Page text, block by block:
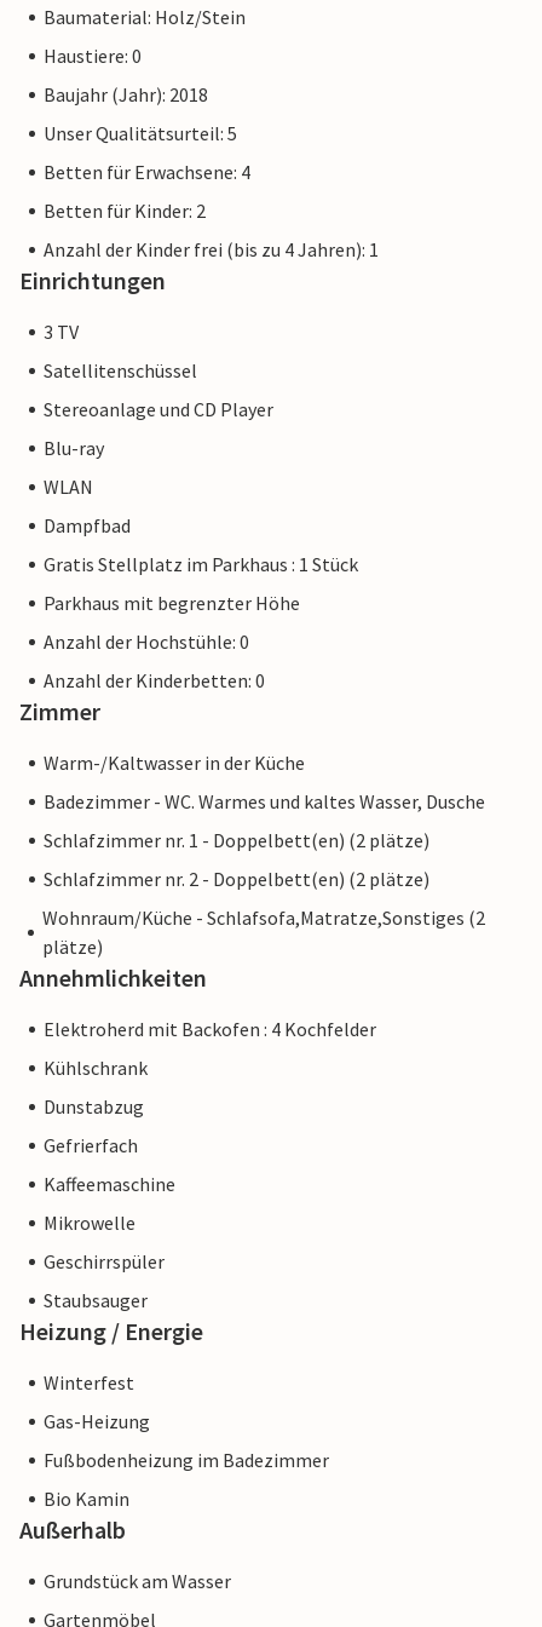
Ostsee-Ausstellung) und das Museumsschiff Passat für die
Der Priwall ist eine ca. drei Kilometer lange Halbinsel
zwischen Ostsee und Trave im Osten Schleswig-Holsteins
Bademöglichkeiten, Wassersport und Abenteuer direkt vor
der Tür Ihres Feriendomizils.
Bei den Wohnungsbildern handelt es sich um
Wohnbeispiele. Die Wohnungseinrichtung ist vergleichbar,
aber nicht unbedingt zu 100% identisch.
Baumaterial: Holz/Stein
Haustiere: 0
Baujahr (Jahr): 2018
Unser Qualitätsurteil: 5
Betten für Erwachsene: 4
Betten für Kinder: 2
Anzahl der Kinder frei (bis zu 4 Jahren): 1
Einrichtungen
3 TV
Satellitenschüssel
Stereoanlage und CD Player
Blu-ray
WLAN
Dampfbad
Gratis Stellplatz im Parkhaus : 1 Stück
Parkhaus mit begrenzter Höhe
Anzahl der Hochstühle: 0
Anzahl der Kinderbetten: 0
Zimmer
Warm-/Kaltwasser in der Küche
Badezimmer - WC. Warmes und kaltes Wasser, Dusche
Schlafzimmer nr. 1 - Doppelbett(en) (2 plätze)
Schlafzimmer nr. 2 - Doppelbett(en) (2 plätze)
Wohnraum/Küche - Schlafsofa,Matratze,Sonstiges (2
plätze)
Annehmlichkeiten
Elektroherd mit Backofen : 4 Kochfelder
Kühlschrank
Dunstabzug
Gefrierfach
Kaffeemaschine
Mikrowelle
Geschirrspüler
Staubsauger
Heizung / Energie
Winterfest
Gas-Heizung
Fußbodenheizung im Badezimmer
Bio Kamin
Außerhalb
Grundstück am Wasser
Gartenmöbel